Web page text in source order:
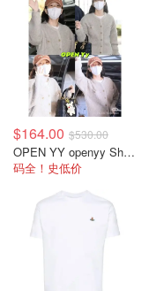
$164.00 $530.00
OPEN YY openyy Shaggy 米色开衫 jisoo同款
码全！史低价